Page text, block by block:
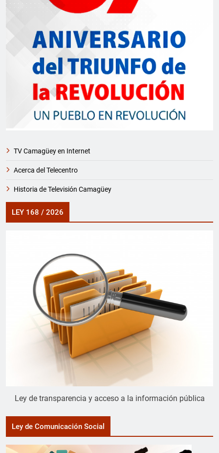
TV Camagüey en Internet
Acerca del Telecentro
Historia de Televisión Camagüey
LEY 168 / 2026
Ley de transparencia y acceso a la información pública
Ley de Comunicación Social